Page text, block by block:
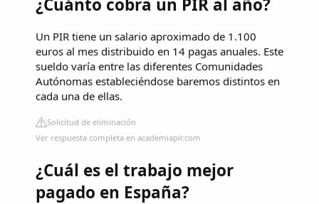
¿Cuánto cobra un PIR al año?
Un PIR tiene un salario aproximado de 1.100
euros al mes distribuido en 14 pagas anuales. Este
sueldo varía entre las diferentes Comunidades
Autónomas estableciéndose baremos distintos en
cada una de ellas.
Solicitud de eliminación
Ver respuesta completa en academiapir.com
¿Cuál es el trabajo mejor
pagado en España?